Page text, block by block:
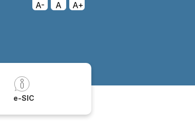
A- A
A+
e-SIC